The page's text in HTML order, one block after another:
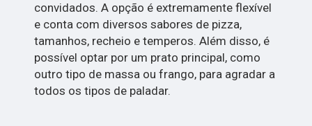
convidados. A opção é extremamente flexível
e conta com diversos sabores de pizza,
tamanhos, recheio e temperos. Além disso, é
possível optar por um prato principal, como
outro tipo de massa ou frango, para agradar a
todos os tipos de paladar.